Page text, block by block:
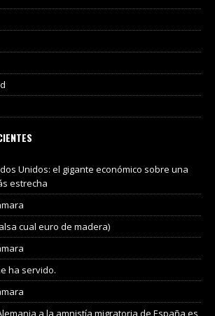
Unidos: el gigante económico sobre una
estrecha
cual euro de madera)
ha servido.
a la amnistía migratoria de España es